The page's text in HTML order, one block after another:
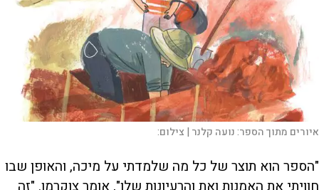
איורים מתוך הספר: נועה קלנר | צילום:
"הספר הוא תוצר של כל מה שלמדתי על מיכה, והאופן שבו